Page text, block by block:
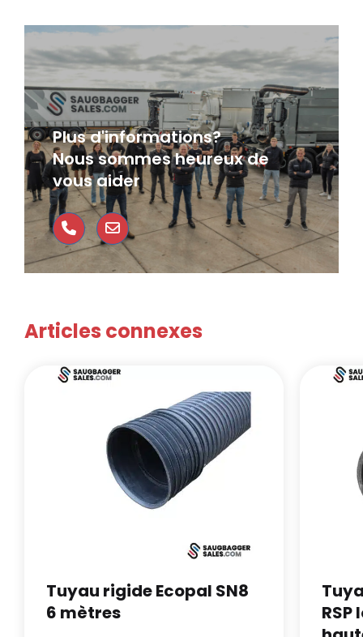
Plus d'informations?
Nous sommes heureux de
vous aider
Articles connexes
Tuyau rigide Ecopal SN8
6 mètres